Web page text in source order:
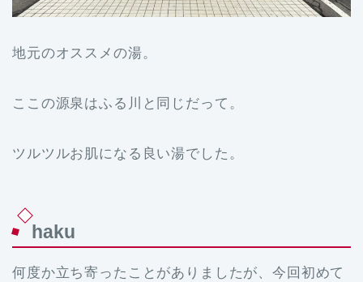
地元のオススメの湯。
ここの源泉はふる川と同じだって。
ツルツルお肌になる良い湯でした。
haku
何度か立ち寄ったことがありましたが、今回初めて